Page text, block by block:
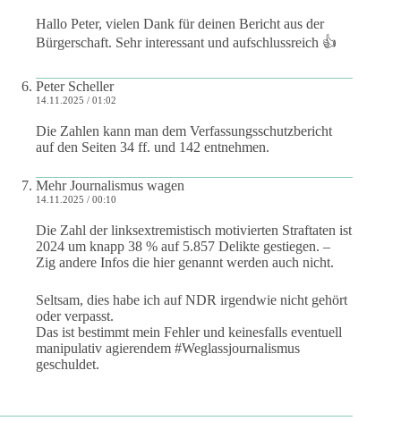
Hallo Peter, vielen Dank für deinen Bericht aus der
Bürgerschaft. Sehr interessant und aufschlussreich 👍
Peter Scheller
14.11.2025 / 01:02
Die Zahlen kann man dem Verfassungsschutzbericht
auf den Seiten 34 ff. und 142 entnehmen.
Mehr Journalismus wagen
14.11.2025 / 00:10
Die Zahl der linksextremistisch motivierten Straftaten ist
2024 um knapp 38 % auf 5.857 Delikte gestiegen. –
Zig andere Infos die hier genannt werden auch nicht.
Seltsam, dies habe ich auf NDR irgendwie nicht gehört
oder verpasst.
Das ist bestimmt mein Fehler und keinesfalls eventuell
manipulativ agierendem #Weglassjournalismus
geschuldet.